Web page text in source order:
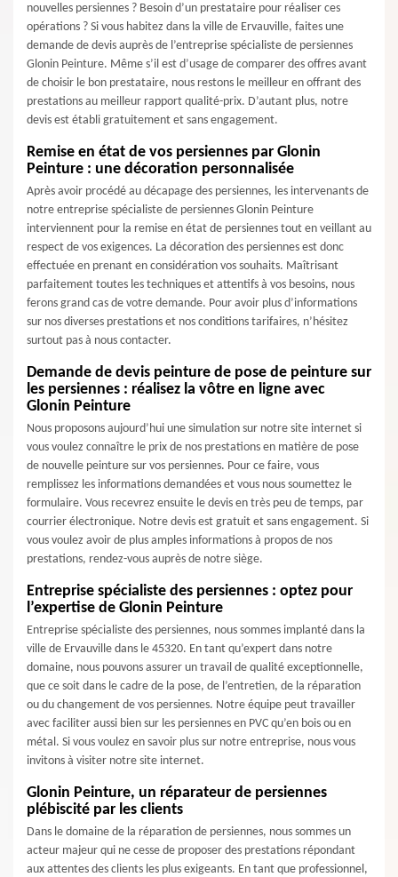
nouvelles persiennes ? Besoin d’un prestataire pour réaliser ces
opérations ? Si vous habitez dans la ville de Ervauville, faites une
demande de devis auprès de l’entreprise spécialiste de persiennes
Glonin Peinture. Même s’il est d’usage de comparer des offres avant
de choisir le bon prestataire, nous restons le meilleur en offrant des
prestations au meilleur rapport qualité-prix. D’autant plus, notre
devis est établi gratuitement et sans engagement.
Remise en état de vos persiennes par Glonin
Peinture : une décoration personnalisée
Après avoir procédé au décapage des persiennes, les intervenants de
notre entreprise spécialiste de persiennes Glonin Peinture
interviennent pour la remise en état de persiennes tout en veillant au
respect de vos exigences. La décoration des persiennes est donc
effectuée en prenant en considération vos souhaits. Maîtrisant
parfaitement toutes les techniques et attentifs à vos besoins, nous
ferons grand cas de votre demande. Pour avoir plus d’informations
sur nos diverses prestations et nos conditions tarifaires, n’hésitez
surtout pas à nous contacter.
Demande de devis peinture de pose de peinture sur
les persiennes : réalisez la vôtre en ligne avec
Glonin Peinture
Nous proposons aujourd’hui une simulation sur notre site internet si
vous voulez connaître le prix de nos prestations en matière de pose
de nouvelle peinture sur vos persiennes. Pour ce faire, vous
remplissez les informations demandées et vous nous soumettez le
formulaire. Vous recevrez ensuite le devis en très peu de temps, par
courrier électronique. Notre devis est gratuit et sans engagement. Si
vous voulez avoir de plus amples informations à propos de nos
prestations, rendez-vous auprès de notre siège.
Entreprise spécialiste des persiennes : optez pour
l’expertise de Glonin Peinture
Entreprise spécialiste des persiennes, nous sommes implanté dans la
ville de Ervauville dans le 45320. En tant qu’expert dans notre
domaine, nous pouvons assurer un travail de qualité exceptionnelle,
que ce soit dans le cadre de la pose, de l’entretien, de la réparation
ou du changement de vos persiennes. Notre équipe peut travailler
avec faciliter aussi bien sur les persiennes en PVC qu’en bois ou en
métal. Si vous voulez en savoir plus sur notre entreprise, nous vous
invitons à visiter notre site internet.
Glonin Peinture, un réparateur de persiennes
plébiscité par les clients
Dans le domaine de la réparation de persiennes, nous sommes un
acteur majeur qui ne cesse de proposer des prestations répondant
aux attentes des clients les plus exigeants. En tant que professionnel,